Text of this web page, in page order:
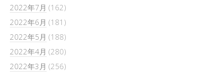
2022年7月 (162)
2022年6月 (181)
2022年5月 (188)
2022年4月 (280)
2022年3月 (256)